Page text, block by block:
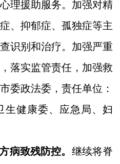
理援助服务。加强对精
、抑郁症、孤独症等主
识别和治疗。加强严重
落实监管责任，加强救
委政法委 ，责任单位：
生健康委、应急局、妇
病致残防控。 继续将脊